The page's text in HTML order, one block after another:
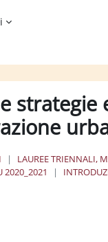
LAUREE TRIENNALI,
2020_2021